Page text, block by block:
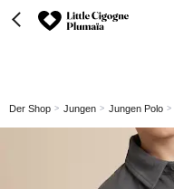
Der Shop Jungen Jungen Polo